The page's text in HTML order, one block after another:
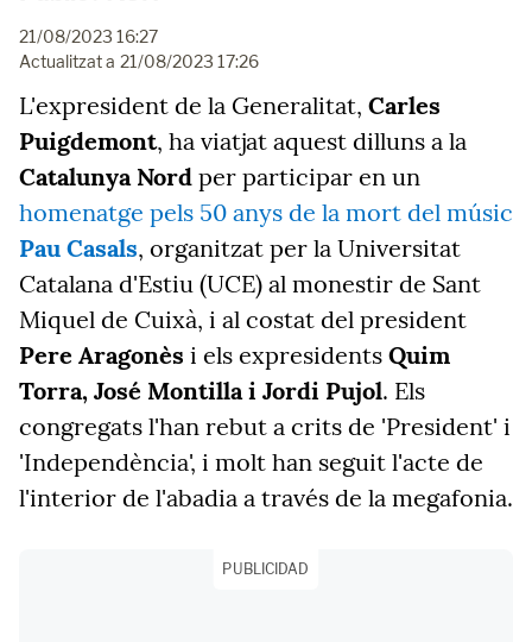
21/08/2023 16:27
Actualitzat a 21/08/2023 17:26
L'expresident de la Generalitat, Carles
Puigdemont, ha viatjat aquest dilluns a la
Catalunya Nord per participar en un
homenatge pels 50 anys de la mort del músic
Pau Casals, organitzat per la Universitat
Catalana d'Estiu (UCE) al monestir de Sant
Miquel de Cuixà, i al costat del president
Pere Aragonès i els expresidents Quim
Torra, José Montilla i Jordi Pujol. Els
congregats l'han rebut a crits de 'President' i
'Independència', i molt han seguit l'acte de
l'interior de l'abadia a través de la megafonia.
PUBLICIDAD